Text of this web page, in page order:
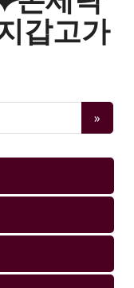
갑고가